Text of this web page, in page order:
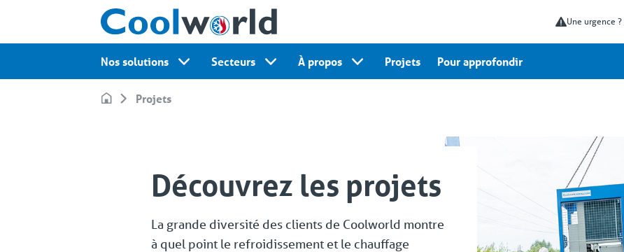
Une urgence ?
Nos solutions Secteurs À propos Projets Pour approfondir
Projets
Découvrez les projets
La grande diversité des clients de Coolworld montre
à quel point le refroidissement et le chauffage